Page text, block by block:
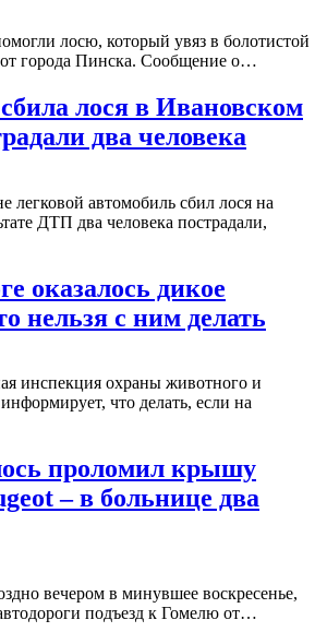
лосю, который увяз в болотистой
от города Пинска. Сообщение о…
лося в Ивановском
два человека
легковой автомобиль сбил лося на
ДТП два человека пострадали,
оказалось дикое
нельзя с ним делать
инспекция охраны животного и
что делать, если на
проломил крышу
– в больнице два
вечером в минувшее воскресенье,
подъезд к Гомелю от…